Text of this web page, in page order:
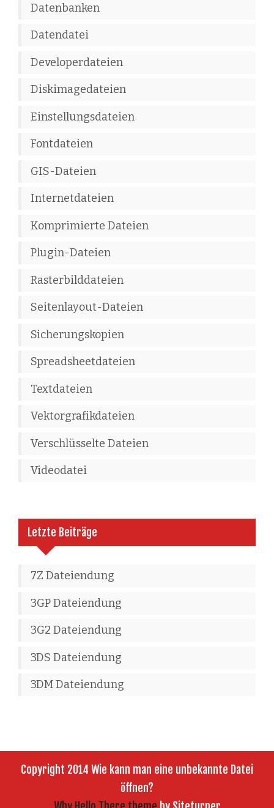
Datenbanken
Datendatei
Developerdateien
Diskimagedateien
Einstellungsdateien
Fontdateien
GIS-Dateien
Internetdateien
Komprimierte Dateien
Plugin-Dateien
Rasterbilddateien
Seitenlayout-Dateien
Sicherungskopien
Spreadsheetdateien
Textdateien
Vektorgrafikdateien
Verschlüsselte Dateien
Videodatei
Letzte Beiträge
7Z Dateiendung
3GP Dateiendung
3G2 Dateiendung
3DS Dateiendung
3DM Dateiendung
Copyright 2014 Wie kann man eine unbekannte Datei
öffnen?